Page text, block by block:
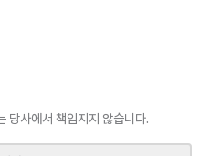
당사에서 책임지지 않습니다.